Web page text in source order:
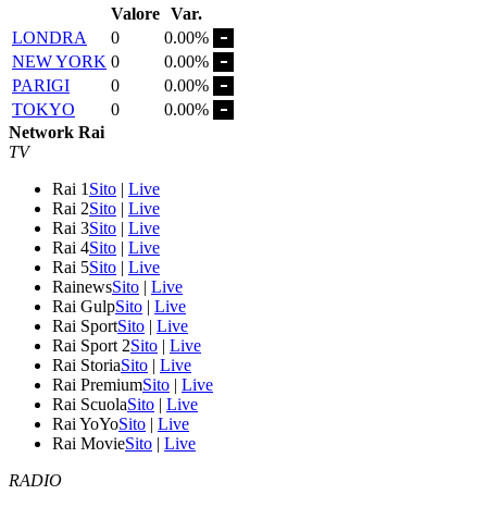
Valore Var.
LONDRA
0
0.00%
NEW YORK 0
0.00%
PARIGI
0
0.00%
TOKYO
0
0.00%
Network Rai
TV
Rai 1 Sito | Live
Rai 2Sito | Live
Rai 3Sito | Live
Rai 4Sito | Live
Rai 5Sito | Live
RainewsSito | Live
Rai GulpSito | Live
Rai SportSito | Live
Rai Sport 2Sito | Live
Rai StoriaSito | Live
Rai PremiumSito | Live
Rai ScuolaSito | Live
Rai YoYoSito | Live
Rai MovieSito | Live
RADIO